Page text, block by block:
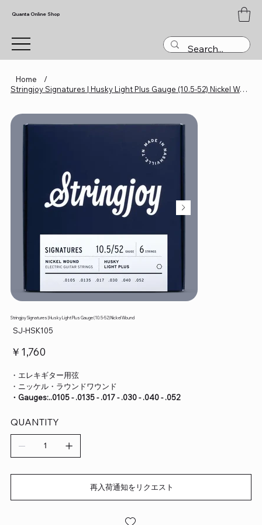
Quanta Online Shop
Home
/
Stringjoy Signatures | Husky Light Plus Gauge (10.5-52) Nickel Wound
Stringjoy Signatures | Husky Light Plus Gauge (10.5-52) Nickel Wound
SKU：
SJ-HSK105
価
格
￥1,760
・エレキギター用弦
・ニッケル・ラウンドワウンド
・Gauges:..0105 - .0135 - .017 - .030 - .040 - .052
QUANTITY
再入荷通知をリクエスト